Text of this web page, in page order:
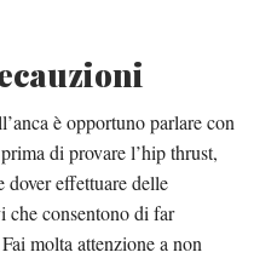
è opportuno parlare con
di provare l’hip thrust,
dover effettuare delle
che consentono di far
molta attenzione a non